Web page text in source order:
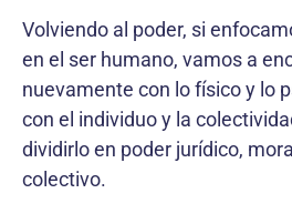
Volviendo al poder, si
en el ser humano, vamos a
nuevamente con lo físico y lo
con el individuo y la
dividirlo en poder jurídico,
colectivo.